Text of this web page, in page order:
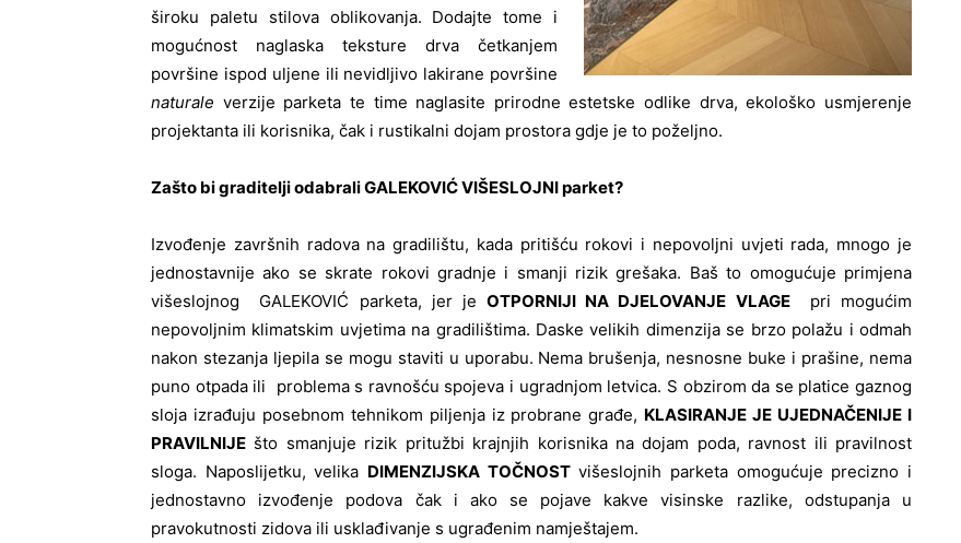
široku paletu stilova oblikovanja. Dodajte tome i
mogućnost naglaska teksture drva četkanjem
površine ispod uljene ili nevidljivo lakirane površine
naturale verzije parketa te time naglasite prirodne estetske odlike drva, ekološko usmjerenje
projektanta ili korisnika, čak i rustikalni dojam prostora gdje je to poželjno.
Zašto bi graditelji odabrali GALEKOVIĆ VIŠESLOJNI parket?
Izvođenje završnih radova na gradilištu, kada pritišću rokovi i nepovoljni uvjeti rada, mnogo je
jednostavnije ako se skrate rokovi gradnje i smanji rizik grešaka. Baš to omogućuje primjena
višeslojnog GALEKOVIĆ parketa, jer je OTPORNIJI NA DJELOVANJE VLAGEpri mogućim
nepovoljnim klimatskim uvjetima na gradilištima. Daske velikih dimenzija se brzo polažu i odmah
nakon stezanja ljepila se mogu staviti u uporabu. Nema brušenja, nesnosne buke i prašine, nema
puno otpada ili problema s ravnošću spojeva i ugradnjom letvica. S obzirom da se platice gaznog
sloja izrađuju posebnom tehnikom piljenja iz probrane građe, KLASIRANJE JE UJEDNAČENIJE I
PRAVILNIJE što smanjuje rizik pritužbi krajnjih korisnika na dojam poda, ravnost ili pravilnost
sloga. Naposlijetku, velika DIMENZIJSKA TOČNOSTvišeslojnih parketa omogućuje precizno i
jednostavno izvođenje podova čak i ako se pojave kakve visinske razlike, odstupanja u
pravokutnosti zidova ili usklađivanje s ugrađenim namještajem.